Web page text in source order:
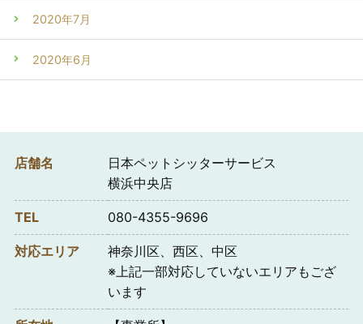
2020年7月
2020年6月
店舗名
日本ペットシッターサービス
横浜中央店
TEL 080-4355-9696
対応エリア
神奈川区、西区、中区
※上記一部対応していないエリアもござ
います